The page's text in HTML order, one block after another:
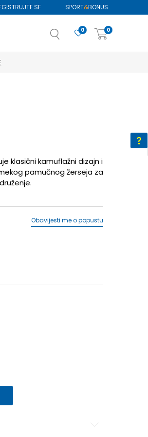
SPORT&BONUS
SE
0
0
klasični kamuflažni dizajn i
pamučnog žerseja za
Obavijesti me o popustu